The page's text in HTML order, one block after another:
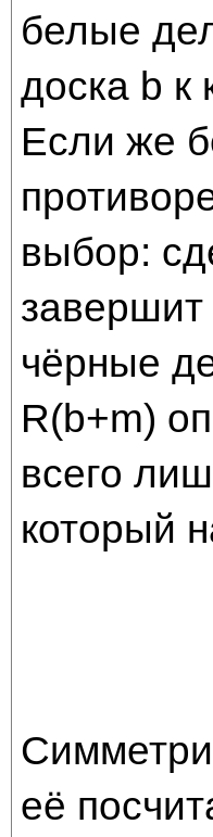
белые
доска b к
Если же
выбор:
чёрные
R(b+m)
всего
который
её